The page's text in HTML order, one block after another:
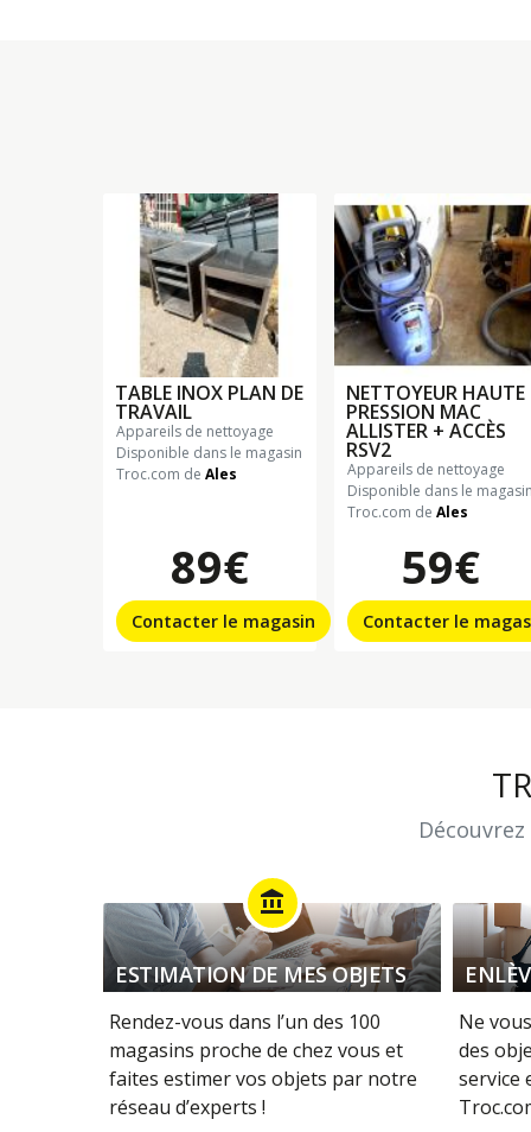
TABLE INOX PLAN DE
TRAVAIL
appareils de nettoyage
Disponible dans le magasin
Troc.com de Ales
89€
Contacter le magasin
NETTOYEUR HAUTE
PRESSION MAC
ALLISTER + ACCÈS
RSV2
appareils de nettoyage
Disponible dans le
Troc.com de Ales
59€
Contacter le
account_balance
ESTIMATION DE MES OBJETS
Rendez-vous dans l’un des 100
magasins proche de chez vous et
faites estimer vos objets par notre
réseau d’experts !
Ne
des
service